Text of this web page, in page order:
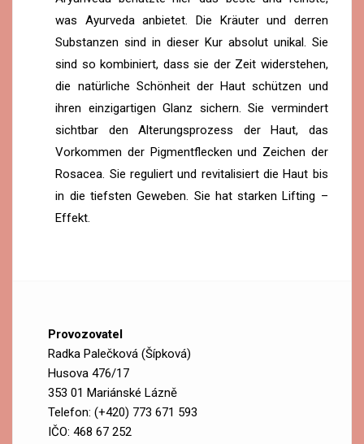
was Ayurveda anbietet. Die Kräuter und derren
Substanzen sind in dieser Kur absolut unikal. Sie
sind so kombiniert, dass sie der Zeit widerstehen,
die natürliche Schönheit der Haut schützen und
ihren einzigartigen Glanz sichern. Sie vermindert
sichtbar den Alterungsprozess der Haut, das
Vorkommen der Pigmentflecken und Zeichen der
Rosacea. Sie reguliert und revitalisiert die Haut bis
in die tiefsten Geweben. Sie hat starken Lifting –
Effekt.
Provozovatel
Radka Palečková (Šípková)
Husova 476/17
353 01 Mariánské Lázně
Telefon: (+420) 773 671 593
IČO: 468 67 252